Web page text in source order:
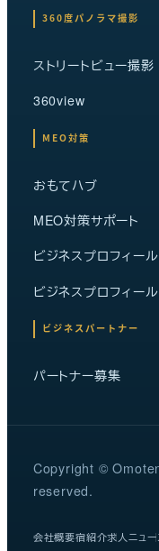
360度パノラマ撮影
ストリートビュー撮影
360view
MEO対策
おもてハブ
MEO対策サポート
ビジネスプロフィー
ビジネスプロフィー
ビジネスパートナー
パートナー募集
Copyright ©
reserved.
会社概要宿紹介求人ニュー